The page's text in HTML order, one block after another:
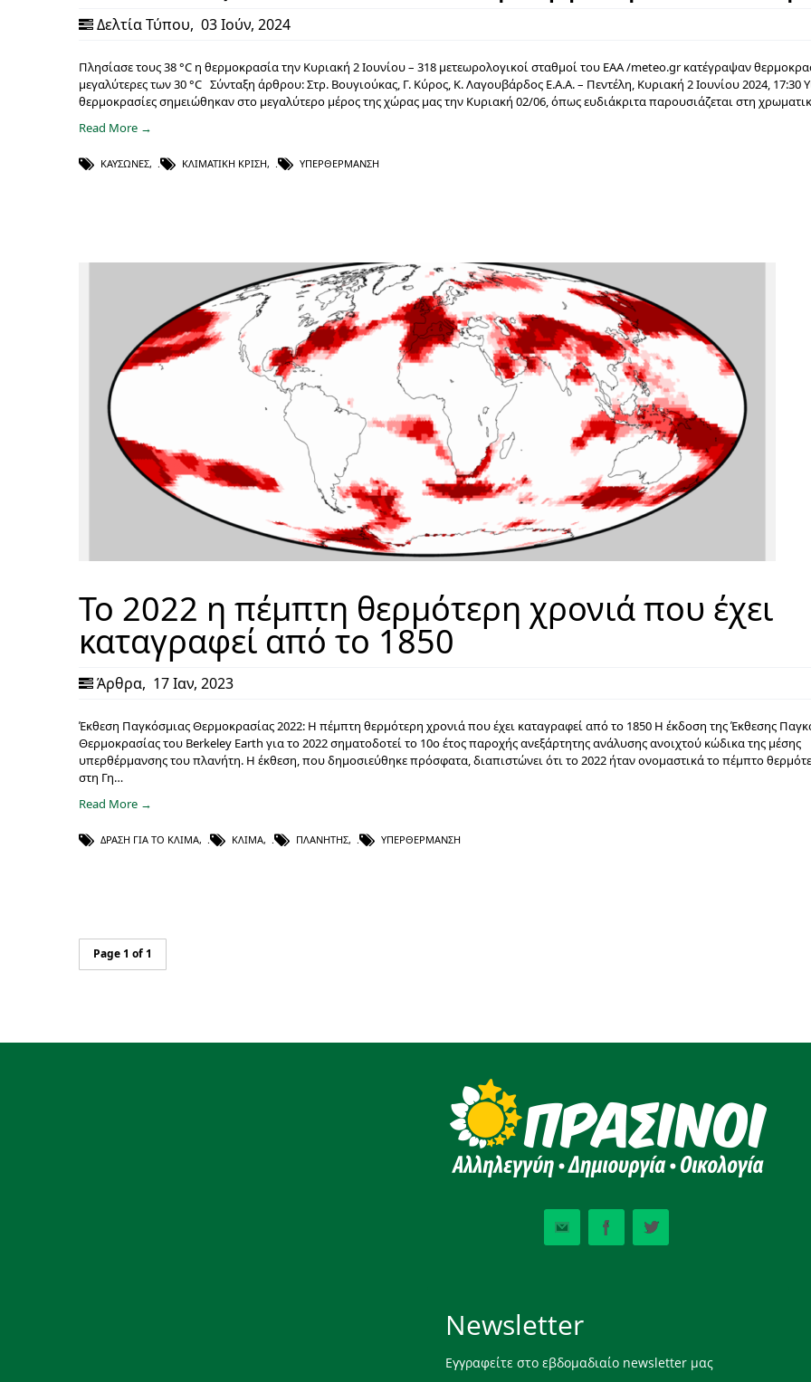
Δελτία Τύπου, 03 Ιούν, 2024
Πλησίασε τους 38 °C η θερμοκρασία την Κυριακή 2 Ιουνίου – 318 μετεωρολογικοί σταθμοί του ΕΑΑ /meteo.gr κατέγραψαν
μεγαλύτερες των 30 °C Σύνταξη άρθρου: Στρ. Βουγιούκας, Γ. Κύρος, Κ. Λαγουβάρδος Ε.Α.Α. – Πεντέλη, Κυριακή 2 Ιουνίου 2024, 17:30
θερμοκρασίες σημειώθηκαν στο μεγαλύτερο μέρος της χώρας μας την Κυριακή 02/06, όπως ευδιάκριτα παρουσιάζεται στη
Read More →
ΚΑΎΣΩΝΕΣ, ΚΛΙΜΑΤΙΚΉ ΚΡΊΣΗ, ΥΠΕΡΘΈΡΜΑΝΣΗ
Το 2022 η πέμπτη θερμότερη χρονιά που έχει
καταγραφεί από το 1850
Άρθρα, 17 Ιαν, 2023
Έκθεση Παγκόσμιας Θερμοκρασίας 2022: Η πέμπτη θερμότερη χρονιά που έχει καταγραφεί από το 1850 Η έκδοση της Έκθεσης
Θερμοκρασίας του Berkeley Earth για το 2022 σηματοδοτεί το 10ο έτος παροχής ανεξάρτητης ανάλυσης ανοιχτού κώδικα της μέσης
υπερθέρμανσης του πλανήτη. Η έκθεση, που δημοσιεύθηκε πρόσφατα, διαπιστώνει ότι το 2022 ήταν ονομαστικά το πέμπτο
στη Γη…
Read More →
ΔΡΆΣΗ ΓΙΑ ΤΟ ΚΛΊΜΑ, ΚΛΊΜΑ, ΠΛΑΝΉΤΗΣ, ΥΠΕΡΘΈΡΜΑΝΣΗ
Page 1 of 1
Newsletter
Εγγραφείτε στο εβδομαδιαίο newsletter μας